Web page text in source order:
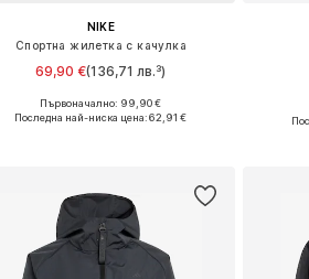
NIKE
Спортна жилетка с качулка
69,90 €(136,71 лв.³)
Налични размери: S, M, L, XL
Първоначално: 99,90 €
Последна най-ниска цена:62,91 €